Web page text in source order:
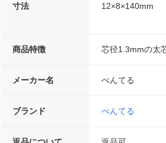
寸法 12×8×140mm
商品特徴 芯径1.3mmの太
メーカー名 ぺんてる
ブランド ぺんてる